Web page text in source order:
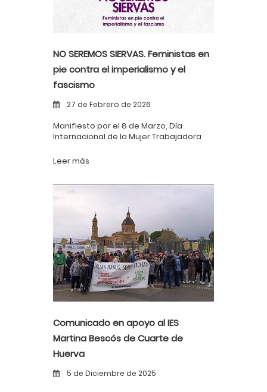
NO SEREMOS SIERVAS. Feministas en
pie contra el imperialismo y el
fascismo
27 de Febrero de 2026
Manifiesto por el 8 de Marzo, Día
Internacional de la Mujer Trabajadora
Leer más
Comunicado en apoyo al IES
Martina Bescós de Cuarte de
Huerva
5 de Diciembre de 2025